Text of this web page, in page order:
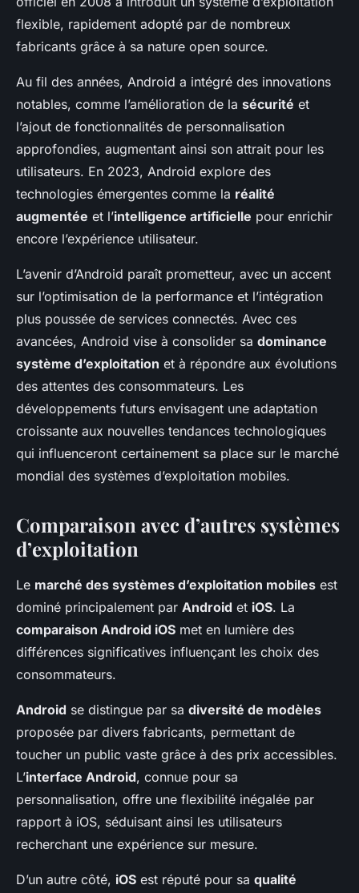
flexible, rapidement adopté par de nombreux
fabricants grâce à sa nature open source.
Au fil des années, Android a intégré des innovations
notables, comme l’amélioration de la sécurité et
l’ajout de fonctionnalités de personnalisation
approfondies, augmentant ainsi son attrait pour les
utilisateurs. En 2023, Android explore des
technologies émergentes comme la réalité
augmentée et l’intelligence artificielle pour enrichir
encore l’expérience utilisateur.
L’avenir d’Android paraît prometteur, avec un accent
sur l’optimisation de la performance et l’intégration
plus poussée de services connectés. Avec ces
avancées, Android vise à consolider sa dominance
système d’exploitation et à répondre aux évolutions
des attentes des consommateurs. Les
développements futurs envisagent une adaptation
croissante aux nouvelles tendances technologiques
qui influenceront certainement sa place sur le marché
mondial des systèmes d’exploitation mobiles.
Comparaison avec d’autres systèmes
d’exploitation
Le marché des systèmes d’exploitation mobiles est
dominé principalement par Android et iOS. La
comparaison Android iOS met en lumière des
différences significatives influençant les choix des
consommateurs.
Android se distingue par sa diversité de modèles
proposée par divers fabricants, permettant de
toucher un public vaste grâce à des prix accessibles.
L’interface Android, connue pour sa
personnalisation, offre une flexibilité inégalée par
rapport à iOS, séduisant ainsi les utilisateurs
recherchant une expérience sur mesure.
D’un autre côté, iOS est réputé pour sa qualité